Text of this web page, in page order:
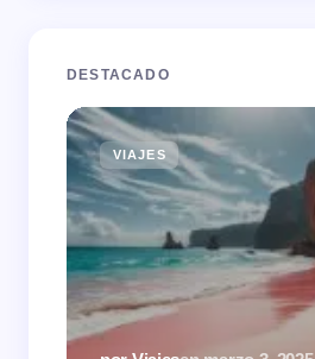
DESTACADO
VIAJES